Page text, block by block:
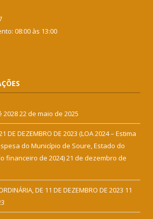
08:00 às 13:00
202822 de maio de 2025
DE DEZEMBRO DE 2023 (LOA 2024 – Estima
do Município de Soure, Estado do
financeiro de 2024)21 de dezembro de
DE 11 DE DEZEMBRO DE 2023 11